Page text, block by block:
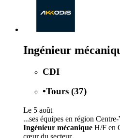
Ingénieur
CDI
•Tours (37)
Le 5 août
...ses équipes en région
Ingénieur mécanique H/F en
cœur du secteur...